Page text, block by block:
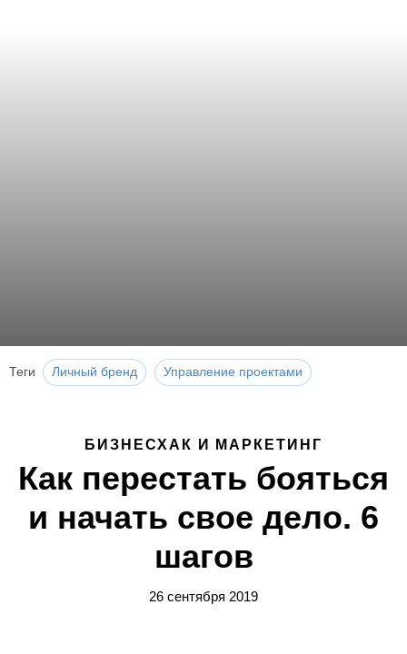
Теги Личный бренд Управление проектами
БИЗНЕСХАК И МАРКЕТИНГ
Как перестать бояться
и начать свое дело. 6
шагов
26 сентября 2019